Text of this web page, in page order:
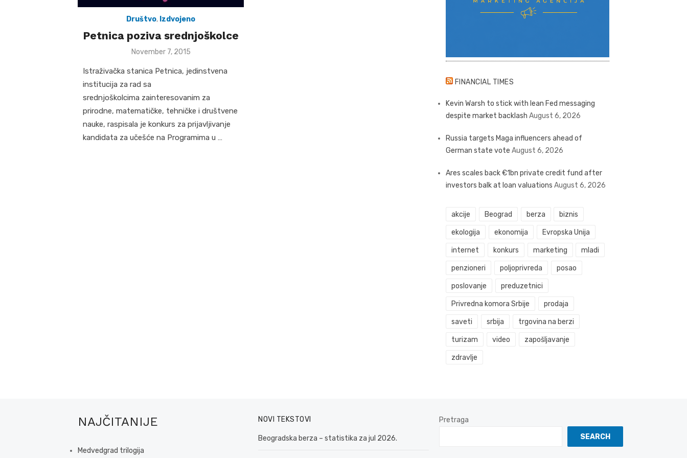
Društvo, Izdvojeno
Petnica poziva srednjoškolce
Posted
November 7, 2015
Istraživačka stanica Petnica, jedinstvena
institucija za rad sa
srednjoškolcima zainteresovanim za
prirodne, matematičke, tehničke i društvene
nauke, raspisala je konkurs za prijavljivanje
kandidata za učešće na Programima u …
FINANCIAL TIMES
Kevin Warsh to stick with lean Fed messaging
despite market backlash August 6, 2026
Russia targets Maga influencers ahead of
German state vote August 6, 2026
Ares scales back €1bn private credit fund after
investors balk at loan valuations August 6, 2026
akcije Beograd berza biznis
ekologija ekonomija Evropska Unija
internet konkurs marketing mladi
penzioneri poljoprivreda posao
poslovanje preduzetnici
Privredna komora Srbije prodaja
saveti srbija trgovina na berzi
turizam video zapošljavanje
zdravlje
NAJČITANIJE
Medvedgrad trilogija
NOVI TEKSTOVI
Beogradska berza – statistika za jul 2026.
Pretraga
SEARCH